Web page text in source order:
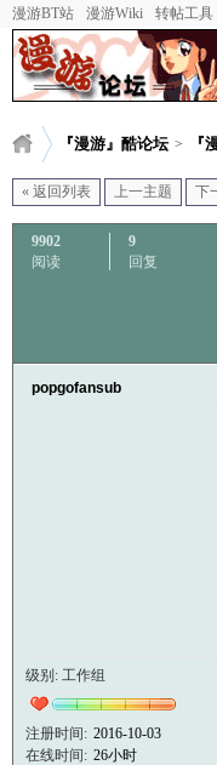
漫游BT站 漫游Wiki 转帖工具
『漫游』酷论坛 > 『
« 返回列表 上一主题 下
9902
阅读
9
回复
popgofansub
级别: 工作组
注册时间: 2016-10-03
在线时间: 26小时